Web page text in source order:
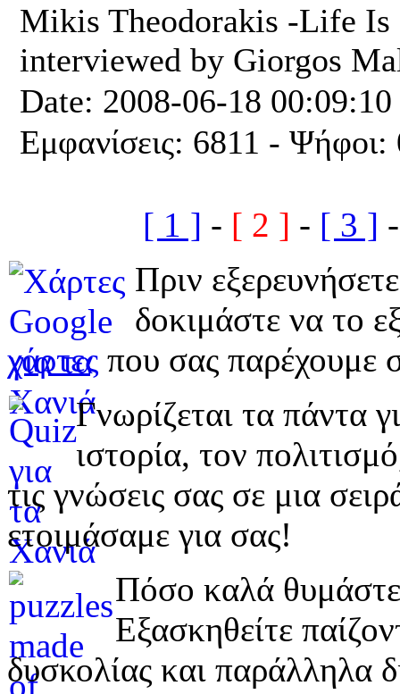
Mikis Theodorakis -Life Is
interviewed by Giorgos
Date: 2008-06-18
Εμφανίσεις: 6811 -
[ 1 ] - [ 2 ] - [ 3 ]
Πριν
δοκιμάστε να το
χάρτες που σας παρέχουμε
Γνωρίζεται τα πάντα
ιστορία, τον
τις γνώσεις σας σε μια
ετοιμάσαμε για σας!
Πόσο καλά
Εξασκηθείτε
δυσκολίας και παράλληλα